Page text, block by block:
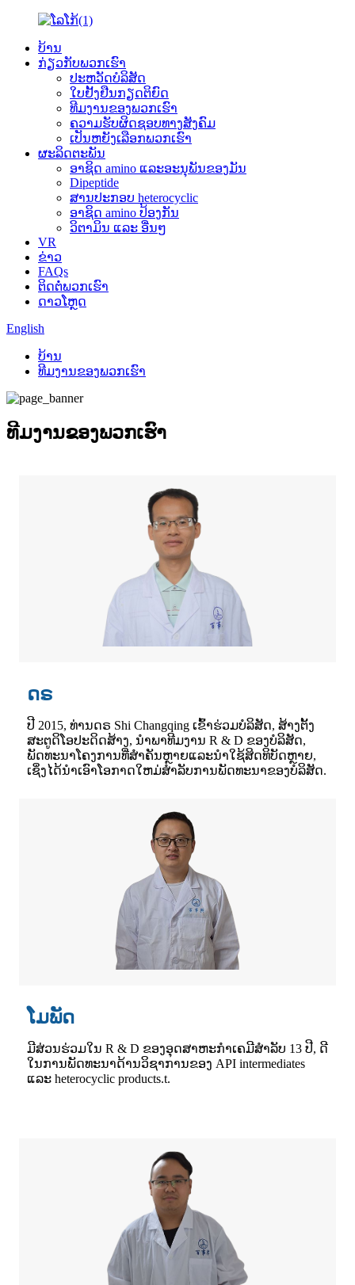
ບ້ານ
ກ່ຽວ​ກັບ​ພວກ​ເຮົາ
ປະ​ຫວັດ​ບໍ​ລິ​ສັດ
ໃບຢັ້ງຢືນກຽດຕິຍົດ
ທີມ​ງານ​ຂອງ​ພວກ​ເຮົາ
ຄວາມຮັບຜິດຊອບທາງສັງຄົມ
ເປັນຫຍັງເລືອກພວກເຮົາ
ຜະລິດຕະພັນ
ອາຊິດ amino ແລະອະນຸພັນຂອງມັນ
Dipeptide
ສານປະກອບ heterocyclic
ອາຊິດ amino ປ້ອງກັນ
ວິຕາມິນ ແລະ ອື່ນໆ
VR
ຂ່າວ
FAQs
ຕິດ​ຕໍ່​ພວກ​ເຮົາ
ດາວໂຫຼດ
English
ບ້ານ
ທີມ​ງານ​ຂອງ​ພວກ​ເຮົາ
ທີມ​ງານ​ຂອງ​ພວກ​ເຮົາ
ດຣ
ປີ 2015, ທ່ານດຣ Shi Changqing ເຂົ້າຮ່ວມບໍລິສັດ, ສ້າງຕັ້ງ
ສະຕູດິໂອປະດິດສ້າງ, ນໍາພາທີມງານ R & D ຂອງບໍລິສັດ,
ພັດທະນາໂຄງການທີ່ສໍາຄັນຫຼາຍແລະນໍາໃຊ້ສິດທິບັດຫຼາຍ,
ເຊິ່ງໄດ້ນໍາເອົາໂອກາດໃຫມ່ສໍາລັບການພັດທະນາຂອງບໍລິສັດ.
ໂມພັດ
ມີສ່ວນຮ່ວມໃນ R & D ຂອງອຸດສາຫະກໍາເຄມີສໍາລັບ 13 ປີ, ດີ
ໃນການພັດທະນາດ້ານວິຊາການຂອງ API intermediates
ແລະ heterocyclic products.t.